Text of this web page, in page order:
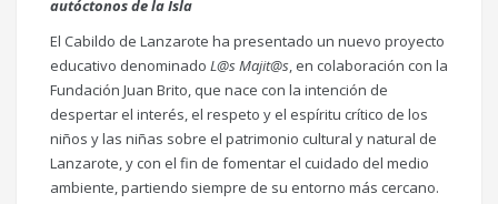
autóctonos de la Isla
El Cabildo de Lanzarote ha presentado un nuevo proyecto
educativo denominado L@s Majit@s, en colaboración con la
Fundación Juan Brito, que nace con la intención de
despertar el interés, el respeto y el espíritu crítico de los
niños y las niñas sobre el patrimonio cultural y natural de
Lanzarote, y con el fin de fomentar el cuidado del medio
ambiente, partiendo siempre de su entorno más cercano.